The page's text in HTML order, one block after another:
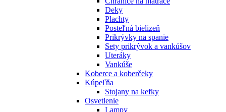
Deky
Plachty
Posteľná bielizeň
Prikrývky na spanie
Sety prikrývok a vankúšov
Uteráky
Vankúše
Koberce a koberčeky
Kúpeľňa
Stojany na kefky
Osvetlenie
Lampy